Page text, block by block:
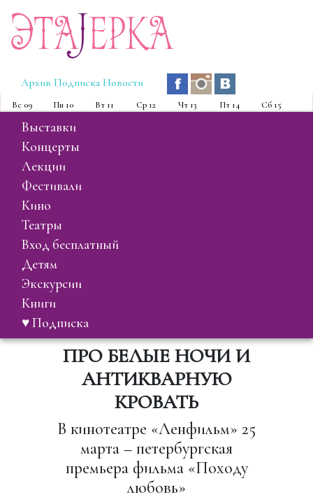
ЭтаJерка
Архив Подписка Новости
Вс 09 Пн 10 Вт 11 Ср 12 Чт 13 Пт 14 Сб 15
выставки
концерты
лекции
фестивали
кино
театры
вход бесплатный
детям
экскурсии
книги
♥ Подписка
ПРО БЕЛЫЕ НОЧИ И
АНТИКВАРНУЮ
КРОВАТЬ
В кинотеатре «Ленфильм» 25
марта – петербургская
премьера фильма «Походу
любовь»